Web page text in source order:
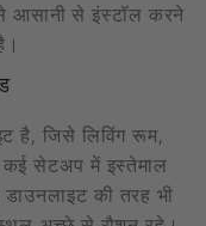
आसानी से इंस्टॉल करने
है, जिसे लिविंग रूम,
सेटअप में इस्तेमाल
की तरह भी